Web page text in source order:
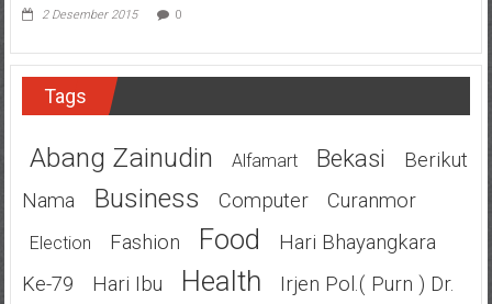
2 Desember 2015 0
Tags
Abang Zainudin Alfamart Bekasi
Berikut
Nama
Business Computer Curanmor
Election Fashion Food
Hari Bhayangkara
Ke-79
Hari Ibu Health
Irjen Pol.( Purn ) Dr.